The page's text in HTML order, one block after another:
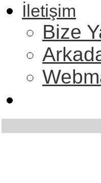
İletişim
Bize